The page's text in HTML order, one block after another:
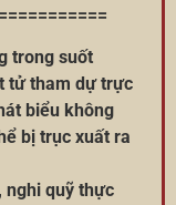
trong suốt
tử tham dự trực
biểu không
bị trục xuất ra
nghi quỹ thực